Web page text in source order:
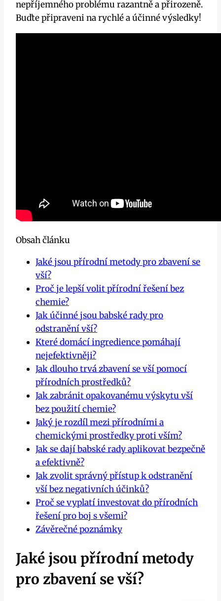
nepříjemného problému razantně a přirozeně.
Buďte připraveni na rychlé a účinné výsledky!
Obsah článku
Jaké jsou přírodní metody pro zbavení se
vší?
Proč je lepší volit přírodní řešení bez
chemie?
Jak účinné jsou babské rady⁤ pro
odstranění vší?
Které ‌domácí ⁢ingredience pomáhají
nejefektivněji?
Jak dlouho trvá zbavení se vší pomocí‍
přírodních prostředků?
Jak zabránit opakovanému‌ výskytu vší
bez použití‍ chemie?
Jaký je rozdíl ‌mezi přírodními a
chemickými prostředky proti vším?
Jak⁤ se dají babské rady aplikovat bezpečně
a ‌efektivně?
Jak⁣ zvolit správný přístup ‍k odstranění
vší bez negativních účinků?
Proč se vyplatí investovat do přírodních
řešení⁤ pro boj s všemi?
Závěrečné poznámky
Jaké jsou přírodní metody
pro zbavení se vší?